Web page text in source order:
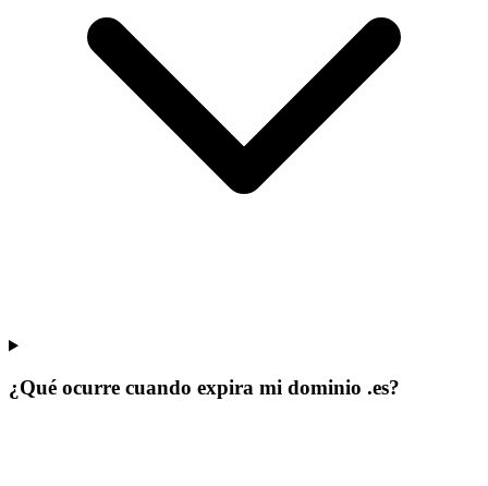
¿Qué ocurre cuando expira mi dominio .es?